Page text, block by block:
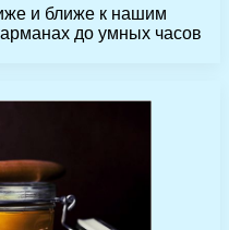
и ближе к нашим
до умных часов